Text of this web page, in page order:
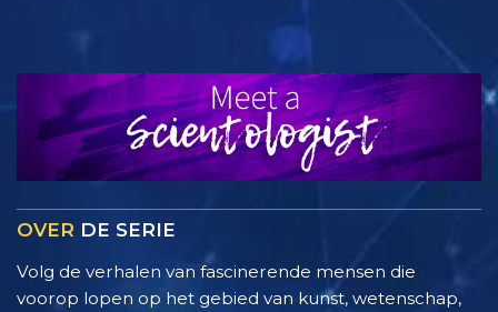
OVER DE SERIE
Volg de verhalen van fascinerende mensen die
voorop lopen op het gebied van kunst, wetenschap,